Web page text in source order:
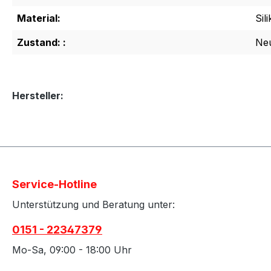
Material:
Zustand: :
Hersteller:
Service-Hotline
Unterstützung und Beratung unter:
0151 - 22347379
Mo-Sa, 09:00 - 18:00 Uhr